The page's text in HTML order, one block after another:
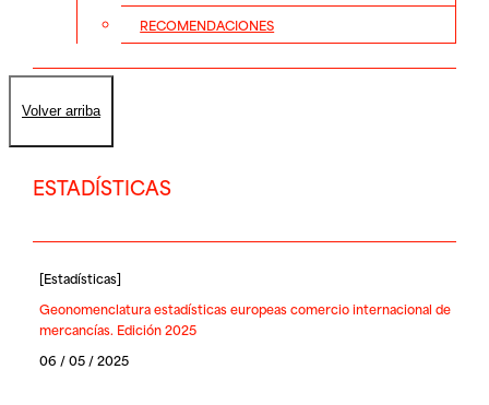
RECOMENDACIONES
Volver arriba
ESTADÍSTICAS
[Estadísticas]
Geonomenclatura estadísticas europeas comercio internacional de
mercancías. Edición 2025
06 / 05 / 2025